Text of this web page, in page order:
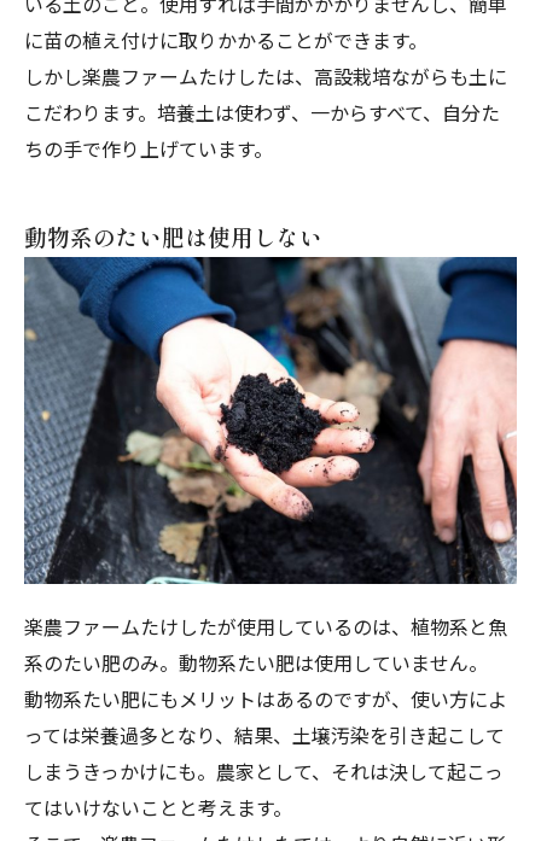
に苗の植え付けに取りかかることができます。
しかし楽農ファームたけしたは、高設栽培ながらも土に
こだわります。 培養土は使わず、一からすべて、自分た
ちの手で作り上げています。
動物系のたい肥は使用しない
楽農ファームたけしたが使用しているのは、植物系と魚
系のたい肥のみ。動物系たい肥は使用していません。
動物系たい肥にもメリットはあるのですが、使い方によ
っては栄養過多となり、結果、土壌汚染を引き起こして
しまうきっかけにも。農家として、それは決して起こっ
てはいけないことと考えます。